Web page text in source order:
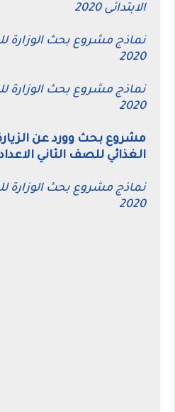
الابتدائى 2020
نماذج مشروع بحث الوزارة
2020
نماذج مشروع بحث الوزارة
2020
مشروع بحث وورد عن
الغذائي للصف الثاني
نماذج مشروع بحث الوزارة
2020